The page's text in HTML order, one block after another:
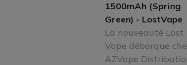
1500mAh (Spring
Green) - LostVape
La nouveauté Lost
Vape débarque
AZVape